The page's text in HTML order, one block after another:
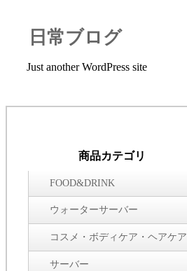
日常ブログ
Just another WordPress site
商品カテゴリ
FOOD&DRINK
ウォーターサーバー
コスメ・ボディケア・ヘアケア
サーバー